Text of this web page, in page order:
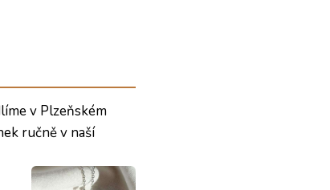
v Plzeňském
ručně v naší